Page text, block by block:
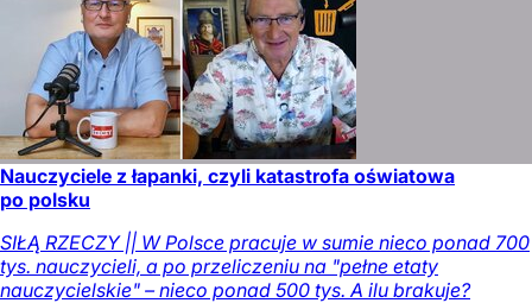
Nauczyciele z łapanki, czyli katastrofa oświatowa
po polsku
SIŁĄ RZECZY || W Polsce pracuje w sumie nieco ponad 700
tys. nauczycieli, a po przeliczeniu na "pełne etaty
nauczycielskie" – nieco ponad 500 tys. A ilu brakuje?